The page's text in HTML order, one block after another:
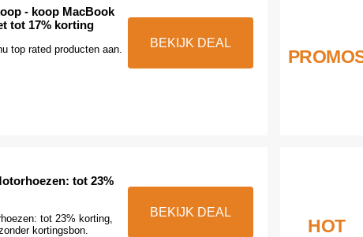
- koop MacBook
tot 17% korting
top rated producten aan.
BEKIJK DEAL
tot 23%
tot 23% korting,
kortingsbon.
BEKIJK DEAL
HOT